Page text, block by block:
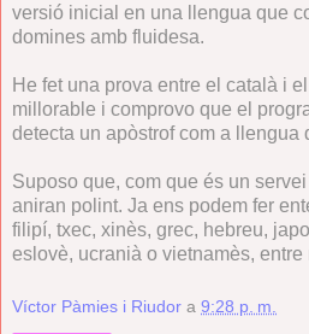
versió inicial en una llengua que
domines amb fluidesa.
He fet una prova entre el català i
millorable i comprovo que el
detecta un apòstrof com a llengua
Suposo que, com que és un
aniran polint. Ja ens podem fer
filipí, txec, xinès, grec, hebreu,
eslovè, ucranià o vietnamès, entre
Víctor Pàmies i Riudor a 9:28 p. m.